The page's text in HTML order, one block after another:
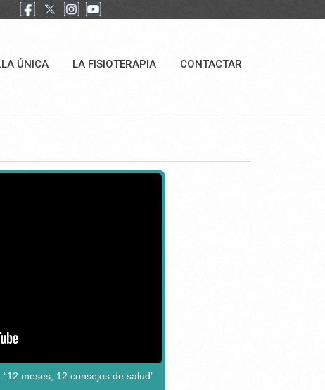
ÚNICA LA FISIOTERAPIA CONTACTAR
meses, 12 consejos de salud”